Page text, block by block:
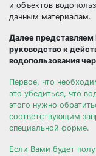
и объектов
данным материалам.
Далее
руководство к
водопользования
Первое, что
это убедиться, что
этого нужно
соответствующим
специальной форме.
Если Вами будет